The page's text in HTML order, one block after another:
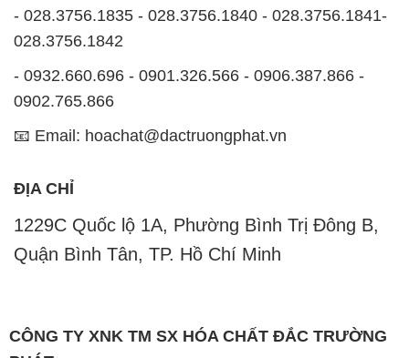
📧 Email: hoachat@dactruongphat.vn
ĐỊA CHỈ
1229C Quốc lộ 1A, Phường Bình Trị Đông B,
Quận Bình Tân, TP. Hồ Chí Minh
CÔNG TY XNK TM SX HÓA CHẤT ĐẮC TRƯỜNG
PHÁT
kinh doanh và phân phối các loại hóa chất công